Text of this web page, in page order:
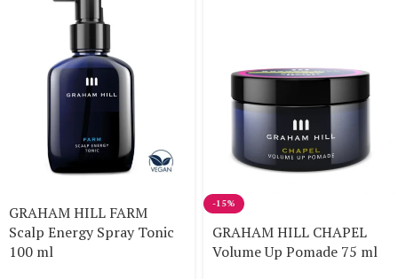
GRAHAM HILL FARM
Scalp Energy Spray Tonic
100 ml
-15%
GRAHAM HILL CHAPEL
Volume Up Pomade 75 ml